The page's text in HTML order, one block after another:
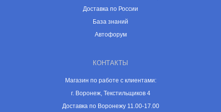
Доставка по России
База знаний
Автофорум
КОНТАКТЫ
Магазин по работе с клиентами:
г. Воронеж, Текстильщиков 4
Доставка по Воронежу 11.00-17.00